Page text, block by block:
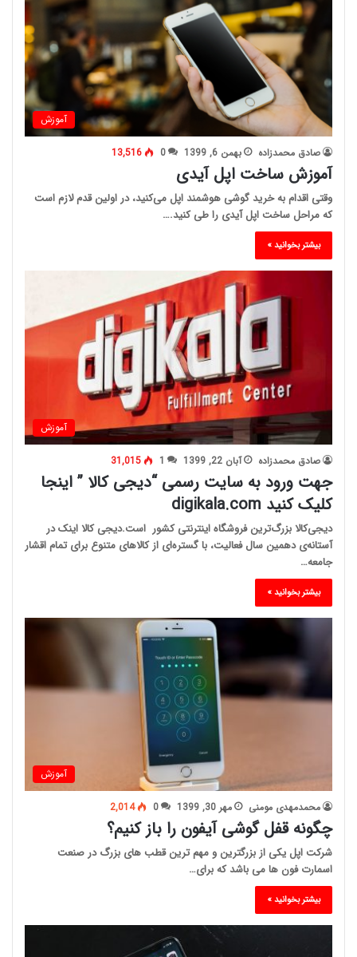
آموزش
صادق محمدزاده بهمن 6, 1399 0
13,516
آموزش ساخت اپل آیدی
وقتی اقدام به خرید گوشی هوشمند اپل می‌کنید، در اولین قدم لازم است
که مراحل ساخت اپل آیدی را طی کنید.…
بیشتر بخوانید »
آموزش
صادق محمدزاده آبان 22, 1399 1
31,015
جهت ورود به سایت رسمی “دیجی کالا ” اینجا
کلیک کنید digikala.com
دیجی‌کالا بزرگ‌ترین فروشگاه اینترنتی کشور است.دیجی کالا اینک در
آستانه‌ی دهمین سال فعالیت، با گستره‌ای از کالاهای متنوع برای تمام اقشار
جامعه…
بیشتر بخوانید »
آموزش
محمدمهدی مومنی مهر 30, 1399 0
2,014
چگونه قفل گوشی آیفون را باز کنیم؟
شرکت اپل یکی از بزرگترین و مهم ترین قطب های بزرگ در صنعت
اسمارت فون ها می باشد که برای…
بیشتر بخوانید »